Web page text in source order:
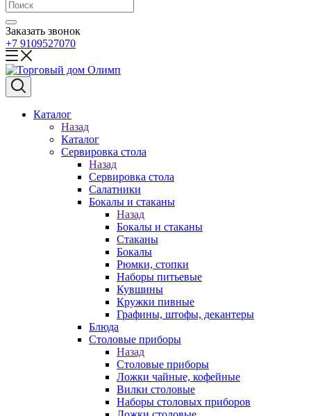
Заказать звонок
+7 9109527070
Каталог
Назад
Каталог
Сервировка стола
Назад
Сервировка стола
Салатники
Бокалы и стаканы
Назад
Бокалы и стаканы
Стаканы
Бокалы
Рюмки, стопки
Наборы питьевые
Кувшины
Кружки пивные
Графины, штофы, декантеры
Блюда
Столовые приборы
Назад
Столовые приборы
Ложки чайные, кофейные
Вилки столовые
Наборы столовых приборов